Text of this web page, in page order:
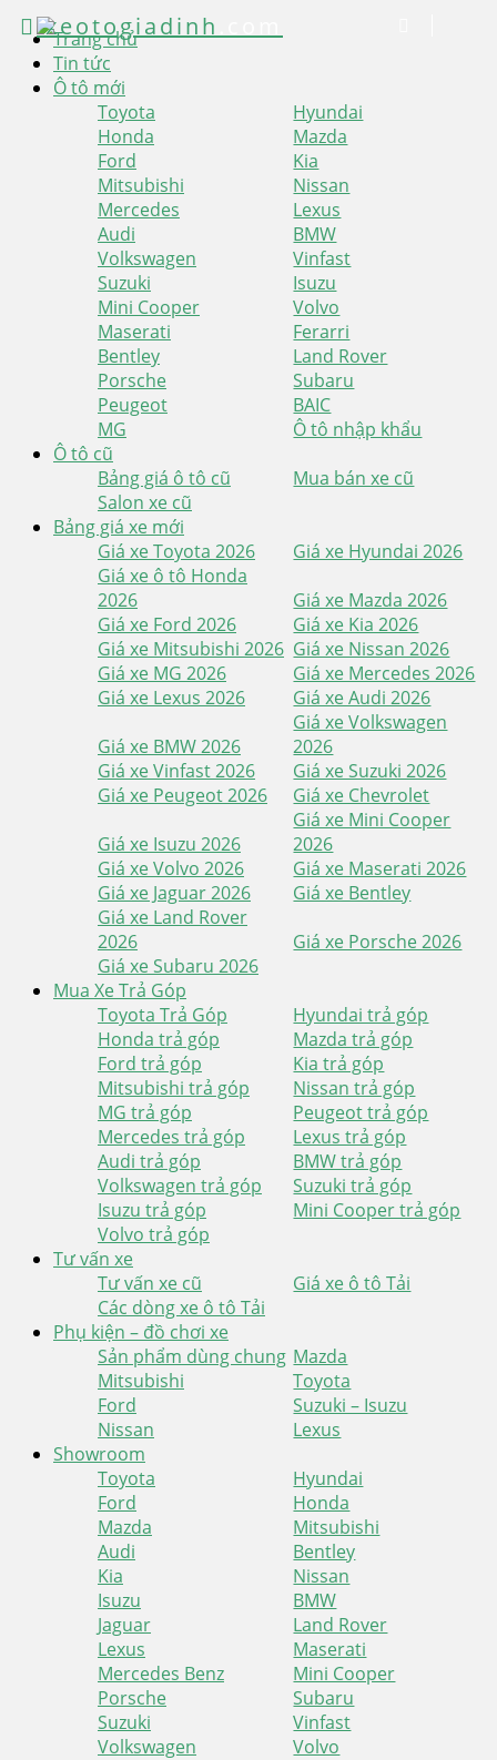
Trang chủ
Tin tức
Ô tô mới
Toyota
Hyundai
Honda
Mazda
Ford
Kia
Mitsubishi
Nissan
Mercedes
Lexus
Audi
BMW
Volkswagen
Vinfast
Suzuki
Isuzu
Mini Cooper
Volvo
Maserati
Ferarri
Bentley
Land Rover
Porsche
Subaru
Peugeot
BAIC
MG
Ô tô nhập khẩu
Ô tô cũ
Bảng giá ô tô cũ
Mua bán xe cũ
Salon xe cũ
Bảng giá xe mới
Giá xe Toyota 2026
Giá xe Hyundai 2026
Giá xe ô tô Honda
2026
Giá xe Mazda 2026
Giá xe Ford 2026
Giá xe Kia 2026
Giá xe Mitsubishi 2026 Giá xe Nissan 2026
Giá xe MG 2026
Giá xe Mercedes 2026
Giá xe Lexus 2026
Giá xe Audi 2026
Giá xe BMW 2026
Giá xe Volkswagen
2026
Giá xe Vinfast 2026
Giá xe Suzuki 2026
Giá xe Peugeot 2026
Giá xe Chevrolet
Giá xe Isuzu 2026
Giá xe Mini Cooper
2026
Giá xe Volvo 2026
Giá xe Maserati 2026
Giá xe Jaguar 2026
Giá xe Bentley
Giá xe Land Rover
2026
Giá xe Porsche 2026
Giá xe Subaru 2026
Mua Xe Trả Góp
Toyota Trả Góp
Hyundai trả góp
Honda trả góp
Mazda trả góp
Ford trả góp
Kia trả góp
Mitsubishi trả góp
Nissan trả góp
MG trả góp
Peugeot trả góp
Mercedes trả góp
Lexus trả góp
Audi trả góp
BMW trả góp
Volkswagen trả góp
Suzuki trả góp
Isuzu trả góp
Mini Cooper trả góp
Volvo trả góp
Tư vấn xe
Tư vấn xe cũ
Giá xe ô tô Tải
Các dòng xe ô tô Tải
Phụ kiện – đồ chơi xe
Sản phẩm dùng chung Mazda
Mitsubishi
Toyota
Ford
Suzuki – Isuzu
Nissan
Lexus
Showroom
Toyota
Hyundai
Ford
Honda
Mazda
Mitsubishi
Audi
Bentley
Kia
Nissan
Isuzu
BMW
Jaguar
Land Rover
Lexus
Maserati
Mercedes Benz
Mini Cooper
Porsche
Subaru
Suzuki
Vinfast
Volkswagen
Volvo
xeotogiadinh